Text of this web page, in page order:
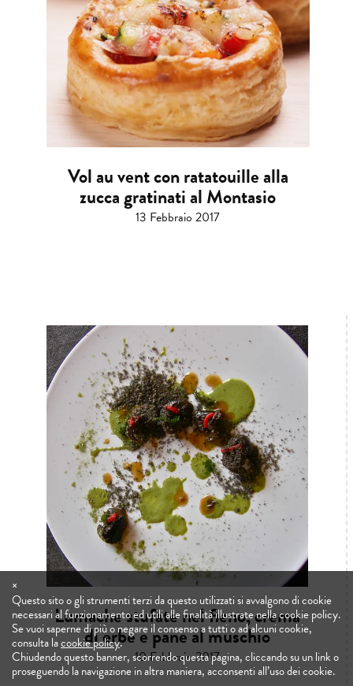
Vol au vent con ratatouille alla
zucca gratinati al Montasio
13 Febbraio 2017
Lumache stufate nel fieno, crema
di erbe e pane al muschio
10 Febbraio 2017
×
Questo sito o gli strumenti terzi da questo utilizzati si avvalgono di cookie
necessari al funzionamento ed utili alle finalità illustrate nella cookie policy.
Se vuoi saperne di più o negare il consenso a tutti o ad alcuni cookie,
consulta lacookie policy.
Chiudendo questo banner, scorrendo questa pagina, cliccando su un link o
proseguendo la navigazione in altra maniera, acconsenti all’uso dei cookie.